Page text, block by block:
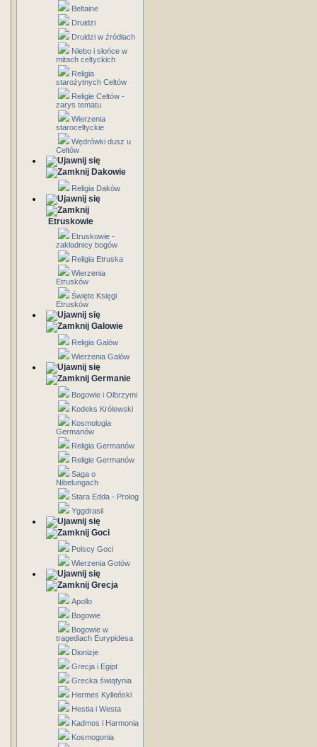
Beltaine
Druidzi
Druidzi w źródłach
Niebo i słońce w
mitach celtyckich
Religia
starożytnych Celtów
Religie Celtów -
zarys tematu
Wierzenia
staroceltyckie
Wędrówki dusz u
Celtów
Dakowie
Religia Daków
Etruskowie
Etruskowie -
zakładnicy bogów
Religia Etruska
Wierzenia
Etrusków
Święte Księgi
Etrusków
Galowie
Religia Galów
Wierzenia Galów
Germanie
Bogowie i Olbrzymi
Kodeks Królewski
Kosmologia
Germanów
Religia Germanów
Religie Germanów
Saga o
Nibelungach
Stara Edda - Prolog
Yggdrasil
Goci
Polscy Goci
Wierzenia Gotów
Grecja
Apollo
Bogowie
Bogowie w
tragediach Eurypidesa
Dionizje
Grecja i Egipt
Grecka świątynia
Hermes Kylleński
Hestia i Westa
Kadmos i Harmonia
Kosmogonia